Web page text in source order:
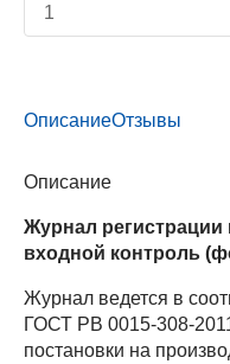
ОписаниеОтзывы
Описание
Журнал
входной контроль
Журнал ведется в
ГОСТ РВ 0015-308-
постановки на